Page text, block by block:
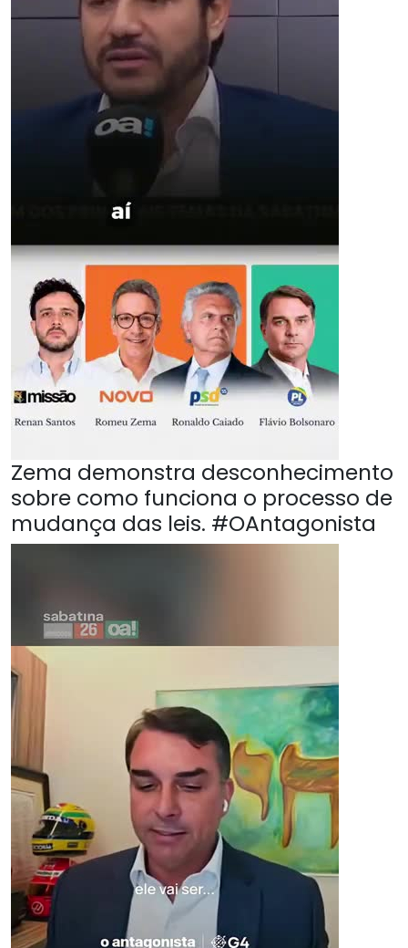
Zema demonstra desconhecimento
sobre como funciona o processo de
mudança das leis. #OAntagonista